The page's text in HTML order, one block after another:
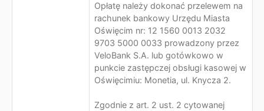
Opłatę należy dokonać przelewem na
rachunek bankowy Urzędu Miasta
Oświęcim nr: 12 1560 0013 2032
9703 5000 0033 prowadzony przez
VeloBank S.A. lub gotówkowo w
punkcie zastępczej obsługi kasowej w
Oświęcimiu: Monetia, ul. Knycza 2.
Zgodnie z art. 2 ust. 2 cytowanej